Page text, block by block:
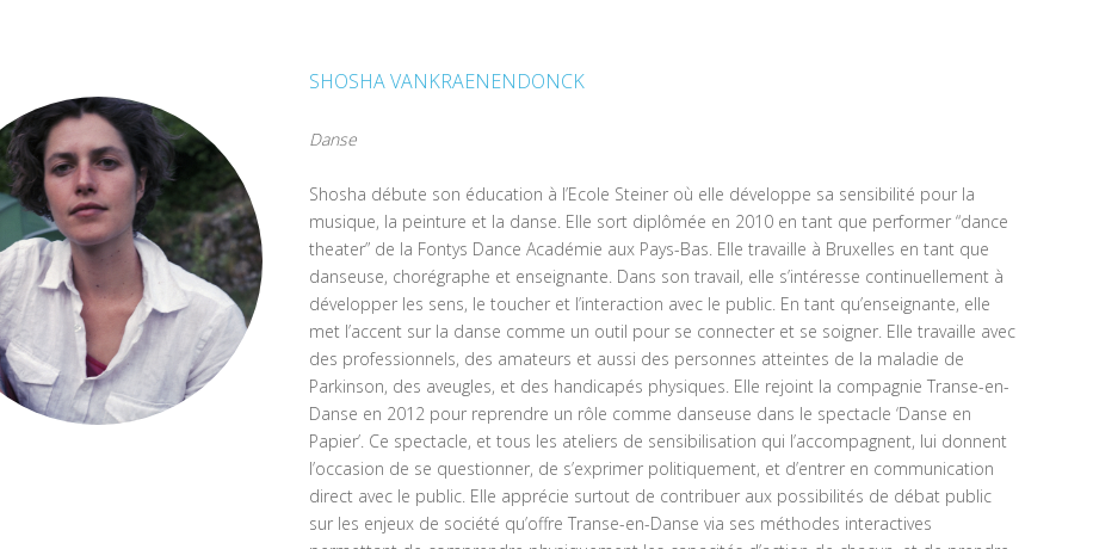
SHOSHA VANKRAENENDONCK
Danse
Shosha débute son éducation à l’Ecole Steiner où elle développe sa sensibilité pour la
musique, la peinture et la danse. Elle sort diplômée en 2010 en tant que performer “dance
theater” de la Fontys Dance Académie aux Pays-Bas. Elle travaille à Bruxelles en tant que
danseuse, chorégraphe et enseignante. Dans son travail, elle s’intéresse continuellement à
développer les sens, le toucher et l’interaction avec le public. En tant qu’enseignante, elle
met l’accent sur la danse comme un outil pour se connecter et se soigner. Elle travaille avec
des professionnels, des amateurs et aussi des personnes atteintes de la maladie de
Parkinson, des aveugles, et des handicapés physiques. Elle rejoint la compagnie Transe-en-
Danse en 2012 pour reprendre un rôle comme danseuse dans le spectacle ‘Danse en
Papier’. Ce spectacle, et tous les ateliers de sensibilisation qui l’accompagnent, lui donnent
l’occasion de se questionner, de s’exprimer politiquement, et d’entrer en communication
direct avec le public. Elle apprécie surtout de contribuer aux possibilités de débat public
sur les enjeux de société qu’offre Transe-en-Danse via ses méthodes interactives